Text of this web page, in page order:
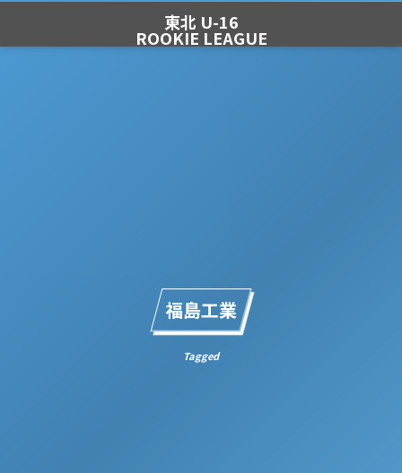
東北 U-16
ROOKIE LEAGUE
福島工業
Tagged